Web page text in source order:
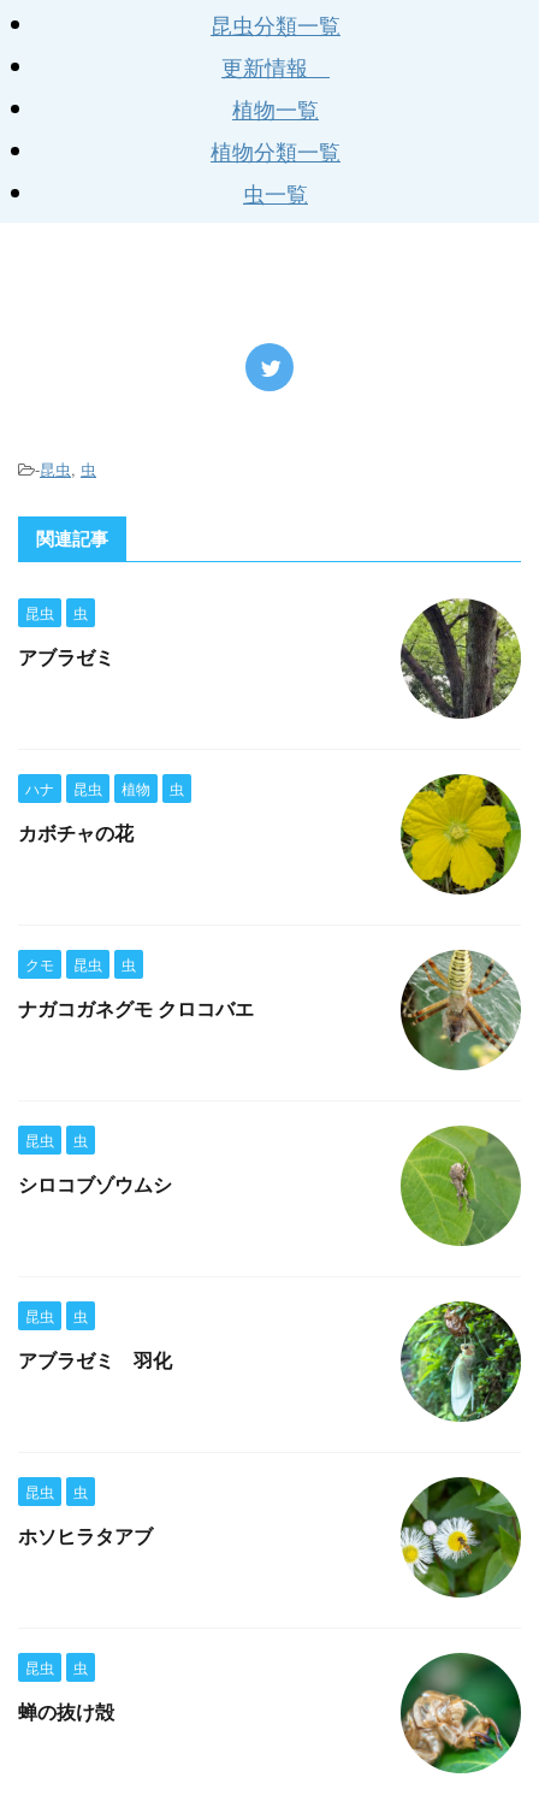
昆虫分類一覧
更新情報
植物一覧
植物分類一覧
虫一覧
-昆虫, 虫
関連記事
昆虫 虫
アブラゼミ
ハナ 昆虫 植物 虫
カボチャの花
クモ 昆虫 虫
ナガコガネグモ クロコバエ
昆虫 虫
シロコブゾウムシ
昆虫 虫
アブラゼミ 羽化
昆虫 虫
ホソヒラタアブ
昆虫 虫
蝉の抜け殻